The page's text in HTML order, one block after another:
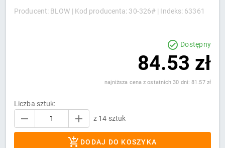
Producent: BLOW | Kod producenta: 30-326# | Indeks: 63361
Dostępny
84.53 zł
najniższa cena z ostatnich 30 dni: 81.57 zł
Liczba sztuk:
z 14 sztuk
DODAJ DO KOSZYKA